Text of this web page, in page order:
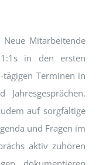
Mitarbeitende
in den ersten
Terminen in
auf sorgfältige
und Fragen im
aktiv zuhören